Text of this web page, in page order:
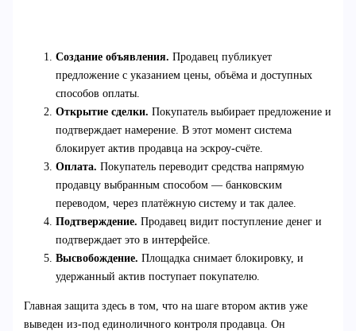
Создание объявления. Продавец публикует
предложение с указанием цены, объёма и доступных
способов оплаты.
Открытие сделки. Покупатель выбирает предложение и
подтверждает намерение. В этот момент система
блокирует актив продавца на эскроу-счёте.
Оплата. Покупатель переводит средства напрямую
продавцу выбранным способом — банковским
переводом, через платёжную систему и так далее.
Подтверждение. Продавец видит поступление денег и
подтверждает это в интерфейсе.
Высвобождение. Площадка снимает блокировку, и
удержанный актив поступает покупателю.
Главная защита здесь в том, что на шаге втором актив уже
выведен из-под единоличного контроля продавца. Он